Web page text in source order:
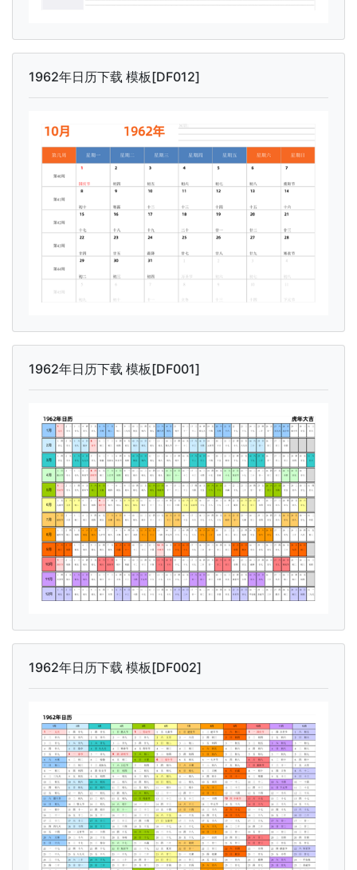
1962年日历下载 模板[DF012]
1962年日历下载 模板[DF001]
1962年日历下载 模板[DF002]